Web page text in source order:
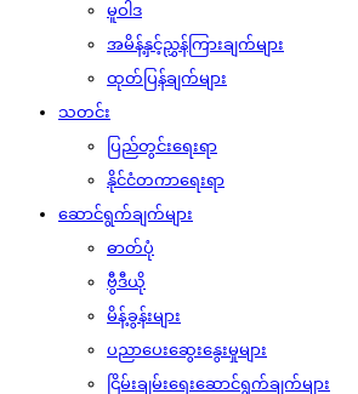
မူဝါဒ
အမိန့်နှင့်ညွှန်ကြားချက်များ
ထုတ်ပြန်ချက်များ
သတင်း
ပြည်တွင်းရေးရာ
နိုင်ငံတကာရေးရာ
ဆောင်ရွက်ချက်များ
ဓာတ်ပုံ
ဗွီဒီယို
မိန့်ခွန်းများ
ပညာပေးဆွေးနွေးမှုများ
ငြိမ်းချမ်းရေးဆောင်ရွက်ချက်များ